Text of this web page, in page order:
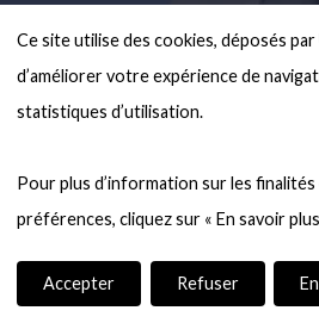
Ce site utilise des cookies, déposés
d’améliorer votre expérience de
statistiques d’utilisation.
Pour plus d’information sur les
Accepter Refuser